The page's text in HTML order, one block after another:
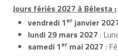
Jours fériés 2027 à Bélesta :
vendredi 1er janvier
lundi 29 mars 2027:
samedi 1er mai 2027: